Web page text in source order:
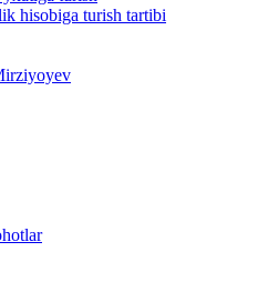
hisobiga turish tartibi